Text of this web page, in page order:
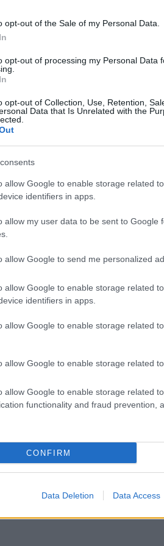
opt-out of the Sale of my Personal Data.
opt-out of processing my Personal Data
opt-out of Collection, Use, Retention,
Data that Is Unrelated with the
allow Google to enable storage related
identifiers in apps.
allow my user data to be sent to Google
allow Google to send me personalized
allow Google to enable storage related
identifiers in apps.
allow Google to enable storage related
allow Google to enable storage related
allow Google to enable storage related
functionality and fraud prevention,
CONFIRM
Data Deletion Data Access
valamennyien belejöttünk a
így a nyár végére meglepnénk
légycsapóval? Jómagam
csak a szerző
reserved. Do not use or